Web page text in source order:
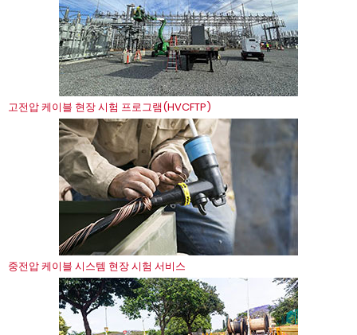
고전압 케이블 현장 시험 프로그램(HVCFTP)
중전압 케이블 시스템 현장 시험 서비스